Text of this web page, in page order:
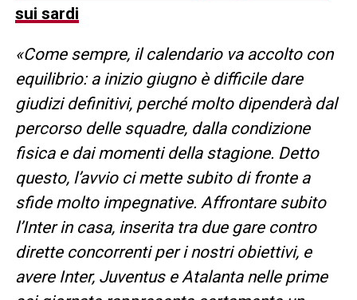
sui sardi
«Come sempre, il calendario va accolto con
equilibrio: a inizio giugno è difficile dare
giudizi definitivi, perché molto dipenderà dal
percorso delle squadre, dalla condizione
fisica e dai momenti della stagione. Detto
questo, l’avvio ci mette subito di fronte a
sfide molto impegnative. Affrontare subito
l’Inter in casa, inserita tra due gare contro
dirette concorrenti per i nostri obiettivi, e
avere Inter, Juventus e Atalanta nelle prime